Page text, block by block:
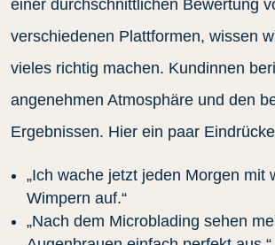
einer durchschnittlichen Bewertung
verschiedenen Plattformen, wissen
vieles richtig machen. Kundinnen
angenehmen Atmosphäre und den
Ergebnissen. Hier ein paar
„Ich wache jetzt jeden Morgen mit
Wimpern auf.“
„Nach dem Microblading sehen